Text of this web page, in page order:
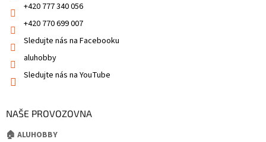
+420 777 340 056
+420 770 699 007
Sledujte nás na Facebooku
aluhobby
Sledujte nás na YouTube
NAŠE PROVOZOVNA
🏠 ALUHOBBY